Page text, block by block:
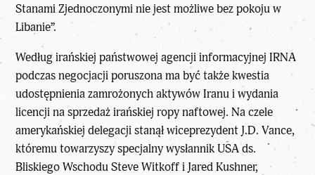
Stanami Zjednoczonymi nie jest możliwe bez pokoju w
Libanie”.
Według irańskiej państwowej agencji informacyjnej IRNA
podczas negocjacji poruszona ma być także kwestia
udostępnienia zamrożonych aktywów Iranu i wydania
licencji na sprzedaż irańskiej ropy naftowej. Na czele
amerykańskiej delegacji stanął wiceprezydent J.D. Vance,
któremu towarzyszy specjalny wysłannik USA ds.
Bliskiego Wschodu Steve Witkoff i Jared Kushner,